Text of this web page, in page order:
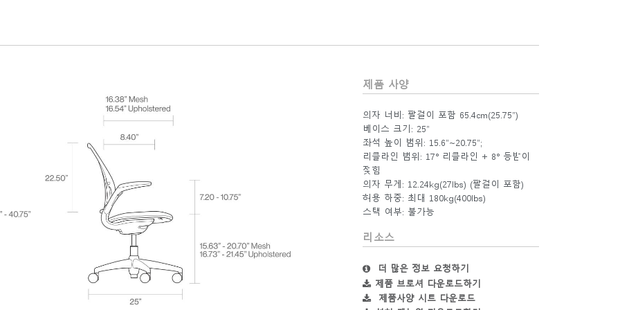
제품 사양
의자 너비: 팔걸이 포함 65.4cm(25.75”)
베이스 크기: 25”
좌석 높이 범위: 15.6”~20.75”;
리클라인 범위: 17° 리클라인 + 8° 등받이
젖힘
의자 무게: 12.24kg(27lbs) (팔걸이 포함)
허용 하중: 최대 180kg(400lbs)
스택 여부: 불가능
리소스
더 많은 정보 요청하기
제품 브로셔 다운로드하기
제품사양 시트 다운로드